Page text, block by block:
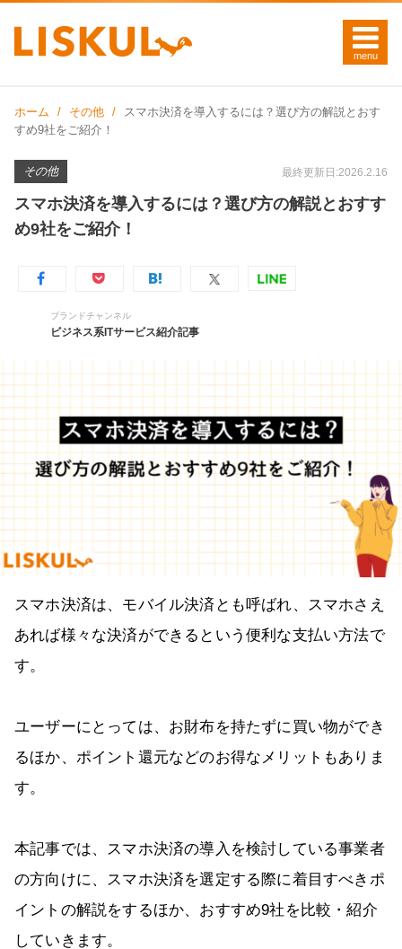
ホーム その他
スマホ決済を導入するには？選び方の解説とおす
すめ9社をご紹介！
その他 最終更新日:2026.2.16
スマホ決済を導入するには？選び方の解説とおすす
め9社をご紹介！
ブランドチャンネル
ビジネス系ITサービス紹介記事
スマホ決済は、モバイル決済とも呼ばれ、スマホさえ
あれば様々な決済ができるという便利な支払い方法で
す。
ユーザーにとっては、お財布を持たずに買い物ができ
るほか、ポイント還元などのお得なメリットもありま
す。
本記事では、スマホ決済の導入を検討している事業者
の方向けに、スマホ決済を選定する際に着目すべきポ
イントの解説をするほか、おすすめ9社を比較・紹介
していきます。